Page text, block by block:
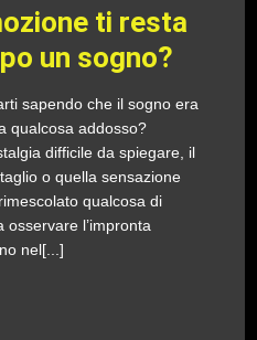
ti resta
un sogno?
sapendo che il sogno era
qualcosa addosso?
difficile da spiegare, il
o quella sensazione
qualcosa di
l’impronta
nel[...]